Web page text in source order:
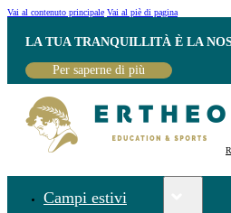
Vai al contenuto principale Vai al piè di pagina
LA TUA TRANQUILLITÀ È LA
Per saperne di più
Campi estivi